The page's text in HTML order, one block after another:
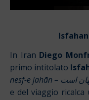
In Iran Diego
primo intitolato
e del viaggio